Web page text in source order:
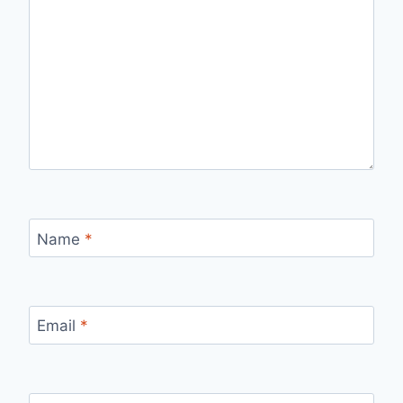
Name *
Email *